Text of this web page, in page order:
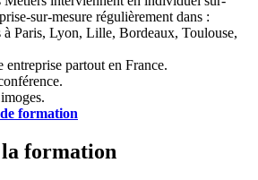
sur-mesure régulièrement dans :
à Paris, Lyon, Lille, Bordeaux, Toulouse,
entreprise partout en France.
formation
formation